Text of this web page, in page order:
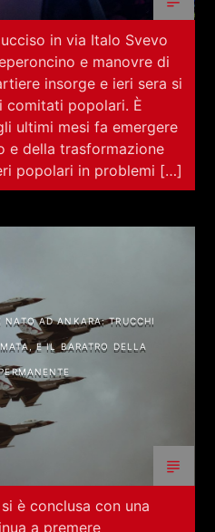
in via Italo Svevo
e manovre di
insorge e ieri sera si
comitati popolari. È
ultimi mesi fa emergere
e della trasformazione
popolari in problemi […]
NATO AD ANKARA: TRUCCHI
E IL BARATRO DELLA
è conclusa con una
a premere